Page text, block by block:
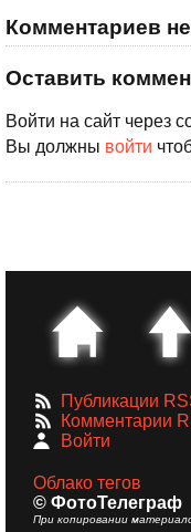
Комментариев
Оставить
Войти на сайт через
Вы должны войти
Публикации
Комментарии
Войти
Облако тегов
© ФотоТелеграф
При копировании